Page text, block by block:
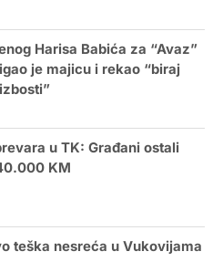
Harisa Babića za “Avaz”
je majicu i rekao “biraj
u TK: Građani ostali
KM
teška nesreća u Vukovijama